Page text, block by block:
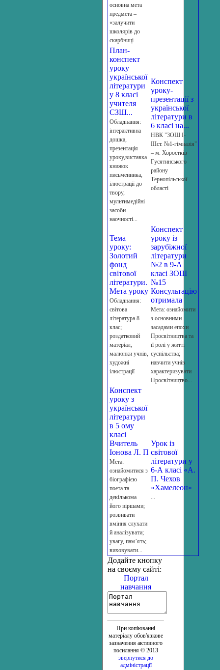
основна мета
предмета –
«залучити
школярів до
скарбниці...
План-
конспект
уроку
української
літератури
у 8 класі
учителя
СЗШ...
Обладнання:
інтерактивна
дошка,
презентація
уроку,виставка
книжок
письменника,
ілюстрації до
твору,
мультимедійні
засоби
наочності...
Конспект
уроку-
презентації з
української
літератури в
6 класі на...
НВК "ЗОШ І-
ІІІст. №1-гімназія"
– м. Хоростків
Гусятинського
району
Тернопільської
області
Тема
уроку:
Золотий
фонд
світової
літератури.
Мета уроку
Обладнання:
світова
література 8
клас;
роздатковий
матеріал,
малюнки учнів,
художні
ілюстрації
Конспект
уроку із
зарубіжної
літератури
№2 в 9-А
класі ЗОШ
№15
Консультацію
отримала
Мета: ознайомити
з основними
засадами епохи
Просвітництва та
її ролі у житті
суспільства;
навчити учнів
характеризувати
Просвітництво...
Конспект
уроку з
української
літератури
в 5 ому
класі
Вчитель
Іонова Л. П
Мета:
ознайомитися з
біографією
поета та
декількома
його віршами;
розвивати
вміння слухати
й аналізувати;
увагу, пам’ять;
виховувати...
Урок із
світової
літератури у
6-А класі «А.
П. Чехов
«Хамелеон»
Додайте кнопку
на своєму сайті:
Портал
навчання
При копіюванні
матеріалу обов'язкове
зазначення активного
посилання © 2013
звернутися до
адміністрації